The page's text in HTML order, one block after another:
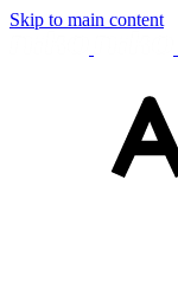
Skip to main content